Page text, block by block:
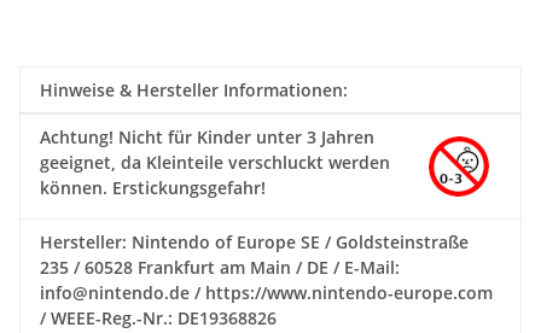
Hinweise & Hersteller Informationen:
Achtung! Nicht für Kinder unter 3 Jahren
geeignet, da Kleinteile verschluckt werden
können. Erstickungsgefahr!
Hersteller: Nintendo of Europe SE / Goldsteinstraße
235 / 60528 Frankfurt am Main / DE / E-Mail:
info@nintendo.de / https://www.nintendo-europe.com
/ WEEE-Reg.-Nr.: DE19368826